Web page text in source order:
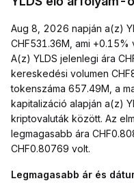
Aug 8, 2026 napján a(z)
CHF531.36M, ami
A(z) YLDS jelenlegi ára
kereskedési volumen
tokenszáma 657.49M, a
kapitalizáció alapján a(z)
kriptovaluták között. Az
legmagasabb ára
CHF0.80769 volt.
Legmagasabb ár és